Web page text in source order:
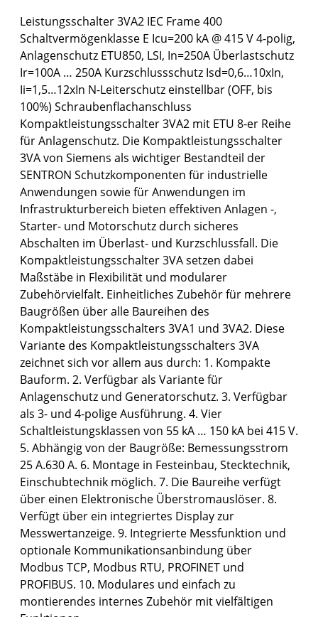
Leistungsschalter 3VA2 IEC Frame 400
Schaltvermögenklasse E Icu=200 kA @ 415 V 4-polig,
Anlagenschutz ETU850, LSI, In=250A Überlastschutz
Ir=100A … 250A Kurzschlussschutz Isd=0,6…10xIn,
Ii=1,5…12xIn N-Leiterschutz einstellbar (OFF, bis
100%) Schraubenflachanschluss
Kompaktleistungsschalter 3VA2 mit ETU 8-er Reihe
für Anlagenschutz. Die Kompaktleistungsschalter
3VA von Siemens als wichtiger Bestandteil der
SENTRON Schutzkomponenten für industrielle
Anwendungen sowie für Anwendungen im
Infrastrukturbereich bieten effektiven Anlagen -,
Starter- und Motorschutz durch sicheres
Abschalten im Überlast- und Kurzschlussfall. Die
Kompaktleistungsschalter 3VA setzen dabei
Maßstäbe in Flexibilität und modularer
Zubehörvielfalt. Einheitliches Zubehör für mehrere
Baugrößen über alle Baureihen des
Kompaktleistungsschalters 3VA1 und 3VA2. Diese
Variante des Kompaktleistungsschalters 3VA
zeichnet sich vor allem aus durch: 1. Kompakte
Bauform. 2. Verfügbar als Variante für
Anlagenschutz und Generatorschutz. 3. Verfügbar
als 3- und 4-polige Ausführung. 4. Vier
Schaltleistungsklassen von 55 kA … 150 kA bei 415 V.
5. Abhängig von der Baugröße: Bemessungsstrom
25 A.630 A. 6. Montage in Festeinbau, Stecktechnik,
Einschubtechnik möglich. 7. Die Baureihe verfügt
über einen Elektronische Überstromauslöser. 8.
Verfügt über ein integriertes Display zur
Messwertanzeige. 9. Integrierte Messfunktion und
optionale Kommunikationsanbindung über
Modbus TCP, Modbus RTU, PROFINET und
PROFIBUS. 10. Modulares und einfach zu
montierendes internes Zubehör mit vielfältigen